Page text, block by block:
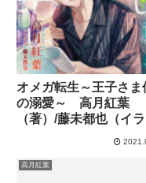
オメガ転生～王子さま
の溺愛～ 高月紅葉
（著）/藤未都也（イ
高月紅葉